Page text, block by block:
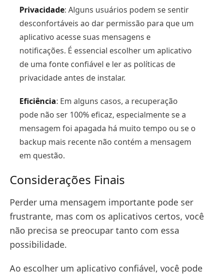
Privacidade: Alguns usuários podem se sentir
desconfortáveis ao dar permissão para que um
aplicativo acesse suas mensagens e
notificações. É essencial escolher um aplicativo
de uma fonte confiável e ler as políticas de
privacidade antes de instalar.
Eficiência: Em alguns casos, a recuperação
pode não ser 100% eficaz, especialmente se a
mensagem foi apagada há muito tempo ou se o
backup mais recente não contém a mensagem
em questão.
Considerações Finais
Perder uma mensagem importante pode ser
frustrante, mas com os aplicativos certos, você
não precisa se preocupar tanto com essa
possibilidade.
Ao escolher um aplicativo confiável, você pode